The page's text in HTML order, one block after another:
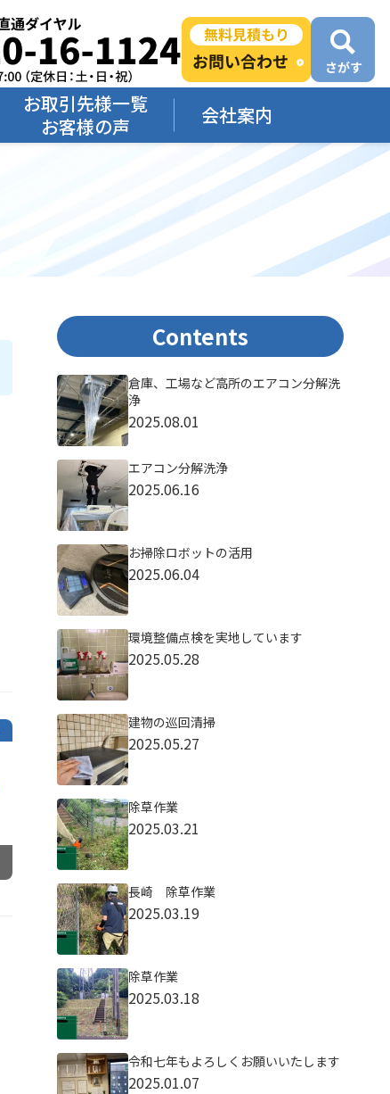
お取引先様一覧
お客様の声
会社案内
Contents
倉庫、工場など高所のエアコン分解洗
浄
2025.08.01
エアコン分解洗浄
2025.06.16
お掃除ロボットの活用
2025.06.04
環境整備点検を実地しています
2025.05.28
建物の巡回清掃
2025.05.27
除草作業
2025.03.21
長崎 除草作業
2025.03.19
除草作業
2025.03.18
令和七年もよろしくお願いいたします
2025.01.07